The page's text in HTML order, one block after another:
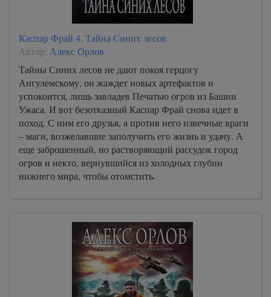
Каспар Фрай 4. Тайна Синих лесов
Автор: Алекс Орлов
Тайны Синих лесов не дают покоя герцогу
Ангулемскому, он жаждет новых артефактов и
успокоится, лишь завладев Печатью огров из Башни
Ужаса. И вот безотказный Каспар Фрай снова идет в
поход. С ним его друзья, а против него извечные враги
– маги, возжелавшие заполучить его жизнь и удачу. А
еще заброшенный, но растворяющий рассудок город
огров и некто, вернувшийся из холодных глубин
нижнего мира, чтобы отомстить.